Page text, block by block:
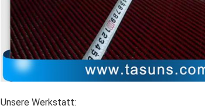
Unsere Werkstatt: